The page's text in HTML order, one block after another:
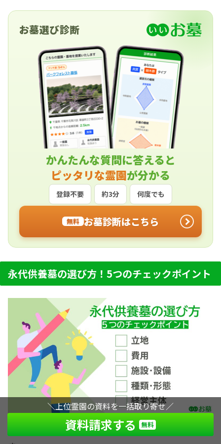
定期間が過ぎた遺骨は「合祀墓(ごうしぼ・ごうし
「2017年度 お墓の消費者全国実態調査」によれ
ば、永代使用料や墓石代のほか、工事代金など
す。 一般墓に比べて安価で、管理に安心感がある
ことから、納骨堂や樹木葬などと並んで、近年注
目されている様式です。
お墓選び診断
かんたんな質問に答えると
ピッタリな霊園が分かる
登録不要 約3分 何度でも
無料 お墓診断はこちら
永代供養墓の選び方！5つのチェックポイント
本節では、永代供養墓を選ぶ5つのポイントを紹介しま
＼上位霊園の資料を一括取り寄せ／
資料請求する 無料